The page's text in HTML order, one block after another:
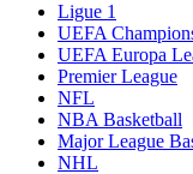
Ligue 1
UEFA
UEFA Europa
Premier League
NFL
NBA Basketball
Major League
NHL